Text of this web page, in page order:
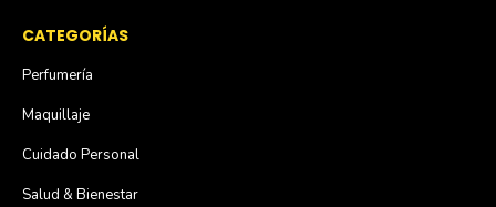
CATEGORÍAS
Perfumería
Maquillaje
Cuidado Personal
Salud & Bienestar